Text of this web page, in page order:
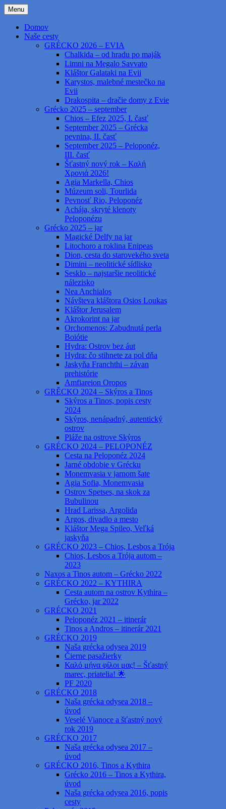
Preskočiť
na
obsahkapab.sk
roads and no roads
Menu
Domov
Naše cesty
GRÉCKO 2026 – EVIA
Chalkida – od hradu po maják
Limni na Megalo Savvato
Kláštor Galataki na Evii
Karystos, malebné mestečko na
Evii
Drakospita – dračie domy z Evie
Grécko 2025 – september
Chios – Efez 2025, I. časť
September 2025 – Grécka
pevnina, II. časť
September 2025 – Peloponéz,
III. časť
Šťastný nový rok – Καλή
Χρονιά 2026!
Agia Markella, Chios
Múzeum soli, Tourlida
Pevnosť Rio, Peloponéz
Achája, skryté klenoty
Peloponézu
Grécko 2025 – jar
Magické Delfy na jar
Litochoro a roklina Enipeas
Dion, cesta do starovekého sveta
Dimini – neolitické sídlisko
Sesklo – najstaršie neolitické
nálezisko
Nea Anchialos
Návšteva kláštora Osios Loukas
Kláštor Jerusalem
Akrokorint na jar
Orchomenos: Zabudnutá perla
Boiótie
Hydra: Ostrov bez áut
Hydra: čo stihnete za pol dňa
Jaskyňa Franchthi – závan
prehistórie
Amfiareion Oropos
GRĚCKO 2024 – Skýros a Tinos
Skýros a Tinos, popis cesty
2024
Skýros, nenápadný, autentický
ostrov
Pláže na ostrove Skýros
GRÉCKO 2024 – PELOPONÉZ
Cesta na Peloponéz 2024
Jarné obdobie v Grécku
Monemvasia v jarnom šate
Agia Sofia, Monemvasia
Ostrov Spetses, na skok za
Bubulinou
Hrad Larissa, Argolida
Argos, divadlo a mesto
Kláštor Mega Spileo, Veľká
jaskyňa
GRÉCKO 2023 – Chios, Lesbos a Trója
Chios, Lesbos a Trója autom –
2023
Naxos a Tinos autom – Grécko 2022
GRÉCKO 2022 – KYTHIRA
Cesta autom na ostrov Kythira –
Grécko, jar 2022
GRÉCKO 2021
Peloponéz 2021 – itinerár
Tinos a Andros – itinerár 2021
GRÉCKO 2019
Naša grécka odysea 2019
Čierne pasažierky
Καλό μήνα φίλοι μας! – Šťastný
marec, priatelia! 🌟
PF 2020
GRÉCKO 2018
Naša grécka odysea 2018 –
úvod
Veselé Vianoce a šťastný nový
rok 2019
GRÉCKO 2017
Naša grécka odysea 2017 –
úvod
GRÉCKO 2016, Tinos a Kythira
Grécko 2016 – Tinos a Kythira,
úvod
Naša grécka odysea 2016, popis
cesty